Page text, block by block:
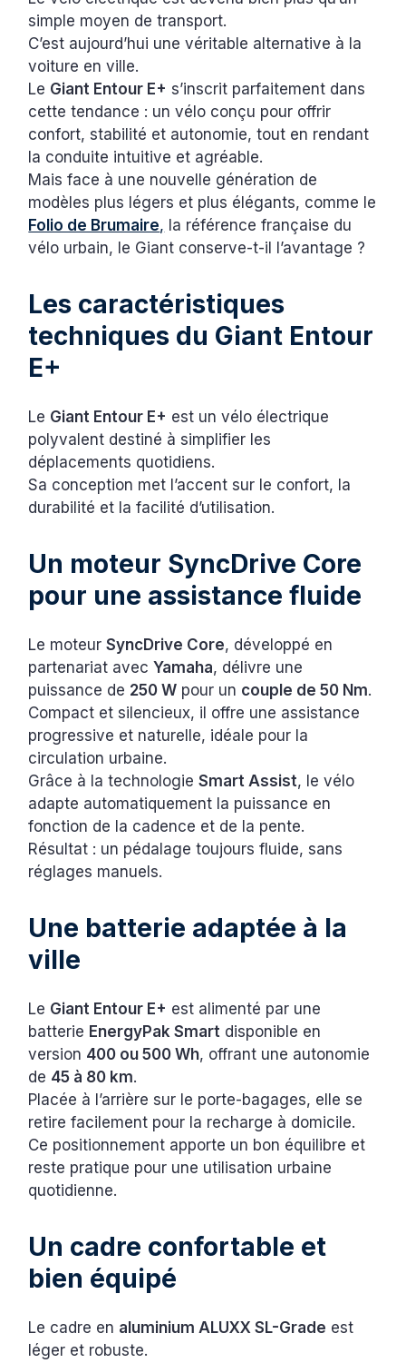
simple moyen de transport.
C’est aujourd’hui une véritable alternative à la
voiture en ville.
Le Giant Entour E+ s’inscrit parfaitement dans
cette tendance : un vélo conçu pour offrir
confort, stabilité et autonomie, tout en rendant
la conduite intuitive et agréable.
Mais face à une nouvelle génération de
modèles plus légers et plus élégants, comme le
Folio de Brumaire, la référence française du
vélo urbain, le Giant conserve-t-il l’avantage ?
Les caractéristiques
techniques du Giant Entour
E+
Le Giant Entour E+ est un vélo électrique
polyvalent destiné à simplifier les
déplacements quotidiens.
Sa conception met l’accent sur le confort, la
durabilité et la facilité d’utilisation.
Un moteur SyncDrive Core
pour une assistance fluide
Le moteurSyncDrive Core, développé en
partenariat avecYamaha, délivre une
puissance de 250 W pour un couple de 50 Nm.
Compact et silencieux, il offre une assistance
progressive et naturelle, idéale pour la
circulation urbaine.
Grâce à la technologieSmart Assist, le vélo
adapte automatiquement la puissance en
fonction de la cadence et de la pente.
Résultat : un pédalage toujours fluide, sans
réglages manuels.
Une batterie adaptée à la
ville
Le Giant Entour E+ est alimenté par une
batterie EnergyPak Smart disponible en
version 400 ou 500 Wh, offrant une autonomie
de 45 à 80 km.
Placée à l’arrière sur le porte-bagages, elle se
retire facilement pour la recharge à domicile.
Ce positionnement apporte un bon équilibre et
reste pratique pour une utilisation urbaine
quotidienne.
Un cadre confortable et
bien équipé
Le cadre en aluminium ALUXX SL-Grade est
léger et robuste.